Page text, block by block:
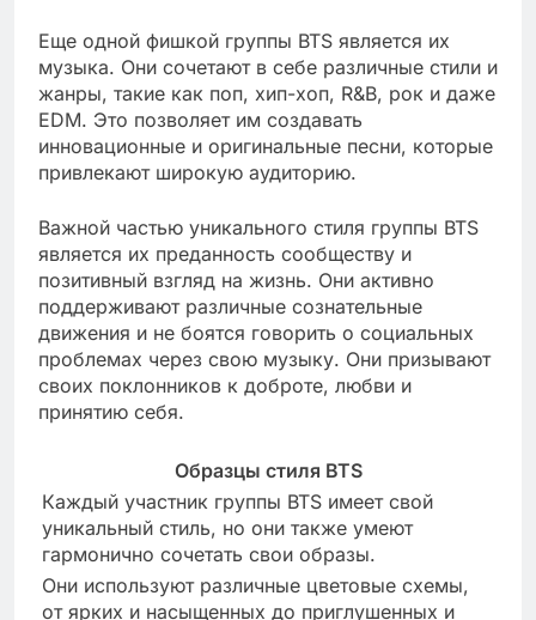
Еще одной фишкой группы BTS является их
музыка. Они сочетают в себе различные стили и
жанры, такие как поп, хип-хоп, R&B, рок и даже
EDM. Это позволяет им создавать
инновационные и оригинальные песни, которые
привлекают широкую аудиторию.
Важной частью уникального стиля группы BTS
является их преданность сообществу и
позитивный взгляд на жизнь. Они активно
поддерживают различные сознательные
движения и не боятся говорить о социальных
проблемах через свою музыку. Они призывают
своих поклонников к доброте, любви и
принятию себя.
Образцы стиля BTS
Каждый участник группы BTS имеет свой
уникальный стиль, но они также умеют
гармонично сочетать свои образы.
Они используют различные цветовые схемы,
от ярких и насыщенных до приглушенных и